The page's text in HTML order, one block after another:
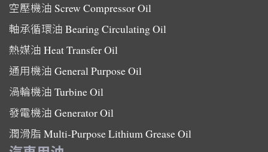
空壓機油 Screw Compressor Oil
軸承循環油 Bearing Circulating Oil
熱媒油 Heat Transfer Oil
通用機油 General Purpose Oil
渦輪機油 Turbine Oil
發電機油 Generator Oil
潤滑脂 Multi-Purpose Lithium Grease Oil